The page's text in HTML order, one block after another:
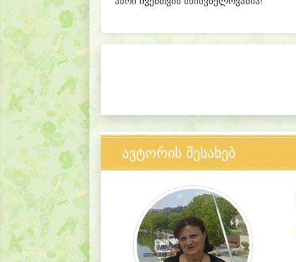
ავტორის შესახებ